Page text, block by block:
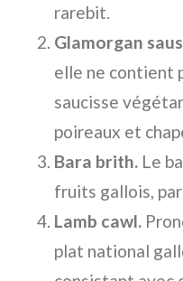
rarebit.
Glamorgan
elle ne contient
saucisse
poireaux et
Bara brith. Le
fruits gallois,
Lamb cawl.
plat national